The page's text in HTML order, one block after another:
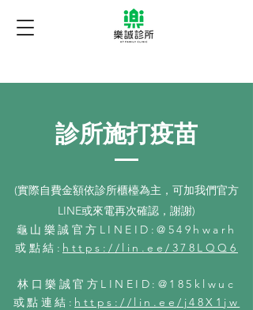
診所施打疫苗
(實際自費金額依診所櫃檯為主，可加我們官方
LINE或來電再次確認，謝謝)
龜山樂誠官方LINEID:@549hwarh
或點結: https://lin.ee/378LQQ6
林口樂誠官方LINEID:@185klwuc
或點連結: https://lin.ee/j48X1jw